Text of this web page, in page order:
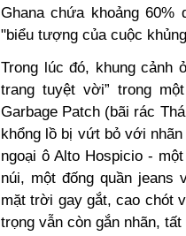
Ghana chứa khoảng 60%
"biểu tượng của cuộc
Trong lúc đó, khung cảnh
trang tuyệt vời” trong
Garbage Patch (bãi rác
khổng lồ bị vứt bỏ với
ngoại ô Alto Hospicio -
núi, một đống quần
mặt trời gay gắt, cao chót
trọng vẫn còn gắn nhãn,